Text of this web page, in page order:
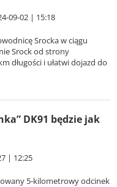
09-02 | 15:18
Srocka w ciągu
Srock od strony
długości i ułatwi dojazd do
DK91 będzie jak
| 12:25
5-kilometrowy odcinek